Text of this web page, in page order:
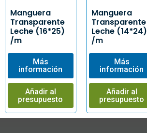
Manguera
Transparente
Leche (16*25)
/m
Más
información
Añadir al
presupuesto
Manguera
Transparente
Leche (14*24)
/m
Más
información
Añadir al
presupuesto